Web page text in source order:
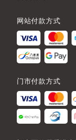
网站付款方式
门市付款方式